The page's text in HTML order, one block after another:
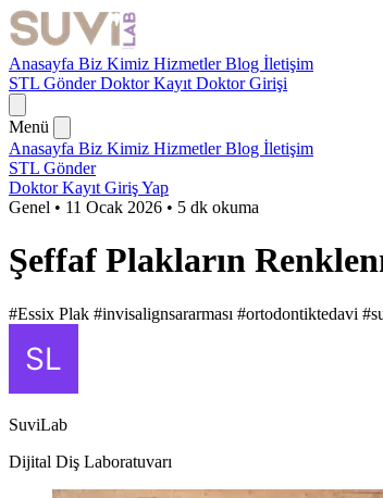
Anasayfa Biz Kimiz HizmetlerBlog İletişim
STL GönderDoktor Kayıt Doktor Girişi
Menü
Anasayfa Biz Kimiz HizmetlerBlog İletişim
STL Gönder
Doktor Kayıt Giriş Yap
Genel • 11 Ocak 2026 • 5 dk okuma
Şeffaf Plakların
#Essix Plak #invisalignsararması #ortodontiktedavi
SuviLab
Dijital Diş Laboratuvarı